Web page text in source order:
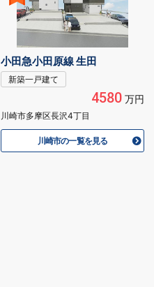
小田急小田原線 生田
新築一戸建て
4580万円
川崎市多摩区長沢4丁目
川崎市の一覧を見る